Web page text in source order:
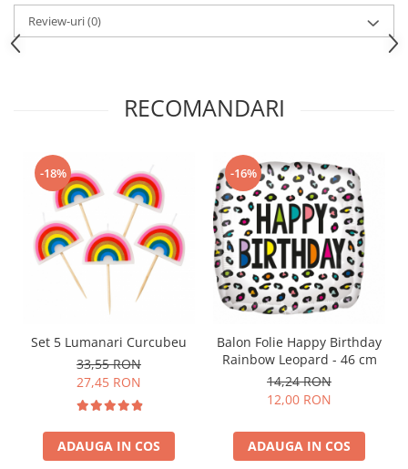
Valentine's Day
Review-uri(0)
RECOMANDARI
-18%
Set 5 Lumanari Curcubeu
33,55 RON
27,45 RON
ADAUGA IN COS
-16%
Balon Folie Happy Birthday
Rainbow Leopard - 46 cm
14,24 RON
12,00 RON
ADAUGA IN COS